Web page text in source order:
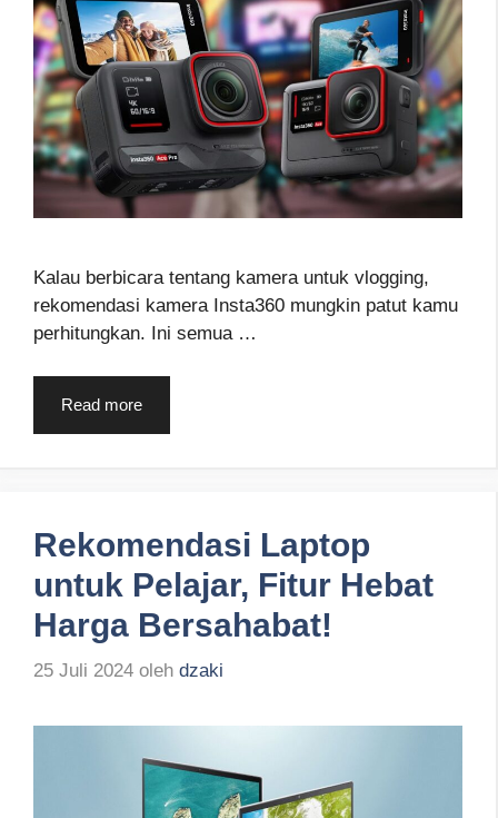
Kalau berbicara tentang kamera untuk vlogging,
rekomendasi kamera Insta360 mungkin patut kamu
perhitungkan. Ini semua …
Read more
Rekomendasi Laptop
untuk Pelajar, Fitur Hebat
Harga Bersahabat!
25 Juli 2024 oleh dzaki